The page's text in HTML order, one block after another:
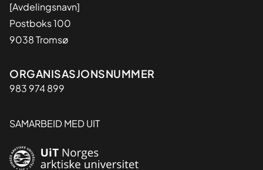
[Avdelingsnavn]
Postboks 100
9038 Tromsø
Organisasjon
ORGANISASJONSNUMMER
983 974 899
SAMARBEID MED UIT